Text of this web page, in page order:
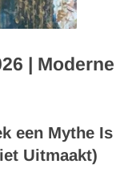
| Moderne
een Mythe Is
Uitmaakt)